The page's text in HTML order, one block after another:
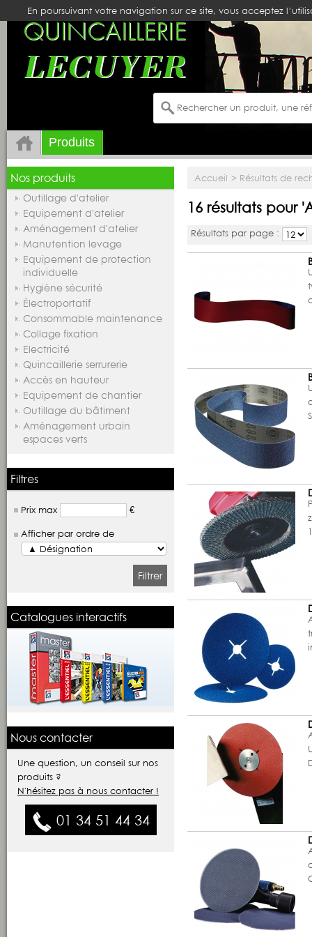
En poursuivant votre navigation sur ce site, vous acceptez
Produits
Accueil > Résultats de
16 résultats pour
Résultats par page :
Nos produits
Outillage d'atelier
Equipement d'atelier
Aménagement d'atelier
Manutention levage
Equipement de protection
individuelle
Hygiène sécurité
Électroportatif
Consommable maintenance
Collage fixation
Electricité
Quincaillerie serrurerie
Accès en hauteur
Equipement de chantier
Outillage du bâtiment
Aménagement urbain
espaces verts
Filtres
Prix max €
Afficher par ordre de
Filtrer
Catalogues interactifs
Nous contacter
Une question, un conseil sur nos
produits ?
N'hésitez pas à nous contacter !
01 34 51 44 34